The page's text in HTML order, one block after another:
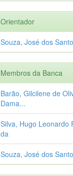
Orientador
Souza, José dos
Membros da Banca
Barão, Gilcilene de
Dama...
Silva, Hugo Leonardo
da
Souza, José dos